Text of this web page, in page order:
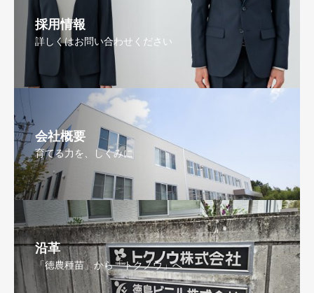
採用情報
詳しくはお問い合わせください
会社概要
育てる力を、しくみに
沿革
「徳農種苗」から「トクノウ」へ